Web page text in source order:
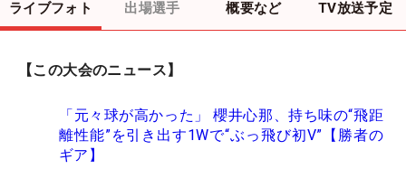
ライブフォト 出場選手 概要など TV放送予定
【この大会のニュース】
「元々球が高かった」 櫻井心那、持ち味の“飛距
離性能”を引き出す1Wで“ぶっ飛び初V”【勝者の
ギア】